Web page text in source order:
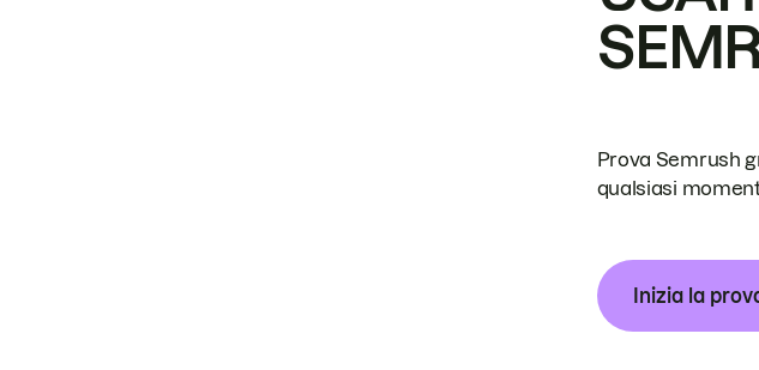
Prova Semrush
qualsiasi
Inizia la